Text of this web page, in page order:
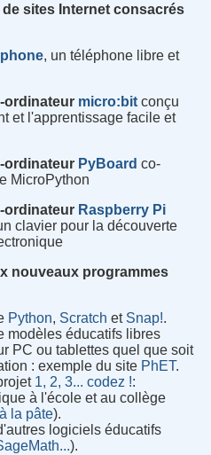
sites Internet consacrés
, un téléphone libre et
ordinateur micro:bitconçu
et l'apprentissage facile et
ordinateur PyBoard co-
MicroPython
ordinateur Raspberry Pi
clavier pour la découverte
nouveaux programmes
Python, Scratch et Snap!.
modèles éducatifs libres
PC ou tablettes quel que soit
: exemple du site PhET.
1, 2, 3... codez !:
à l'école et au collège
la pâte).
logiciels éducatifs
).